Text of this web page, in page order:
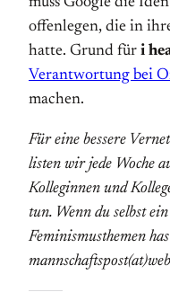
offenlegen, die in
hatte. Grund für i
Verantwortung bei
machen.
Für eine bessere
listen wir jede Woche
Kolleginnen und
tun. Wenn du selbst
Feminismusthemen